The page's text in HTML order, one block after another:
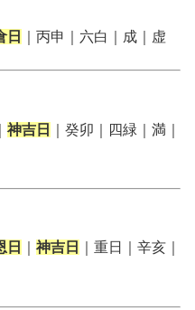
日 ｜丙申｜六白｜成｜虚
神吉日
｜癸卯｜四緑｜満｜
日 神吉日
｜重日｜辛亥｜